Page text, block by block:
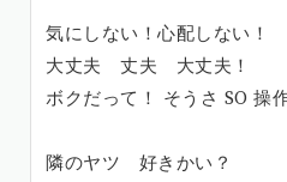
気にしない！心配しない！
大丈夫 丈夫 大丈夫！
ボクだって！ そうさ SO 操
隣のヤツ 好きかい？